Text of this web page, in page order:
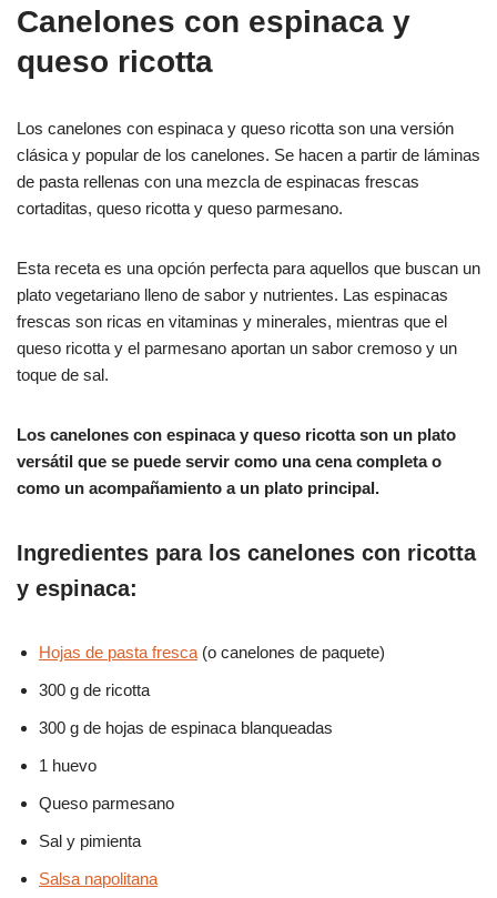
Canelones con espinaca y
queso ricotta
Los canelones con espinaca y queso ricotta son una versión
clásica y popular de los canelones. Se hacen a partir de láminas
de pasta rellenas con una mezcla de espinacas frescas
cortaditas, queso ricotta y queso parmesano.
Esta receta es una opción perfecta para aquellos que buscan un
plato vegetariano lleno de sabor y nutrientes. Las espinacas
frescas son ricas en vitaminas y minerales, mientras que el
queso ricotta y el parmesano aportan un sabor cremoso y un
toque de sal.
Los canelones con espinaca y queso ricotta son un plato
versátil que se puede servir como una cena completa o
como un acompañamiento a un plato principal.
Ingredientes para los canelones con ricotta
y espinaca:
Hojas de pasta fresca (o canelones de paquete)
300 g de ricotta
300 g de hojas de espinaca blanqueadas
1 huevo
Queso parmesano
Sal y pimienta
Salsa napolitana